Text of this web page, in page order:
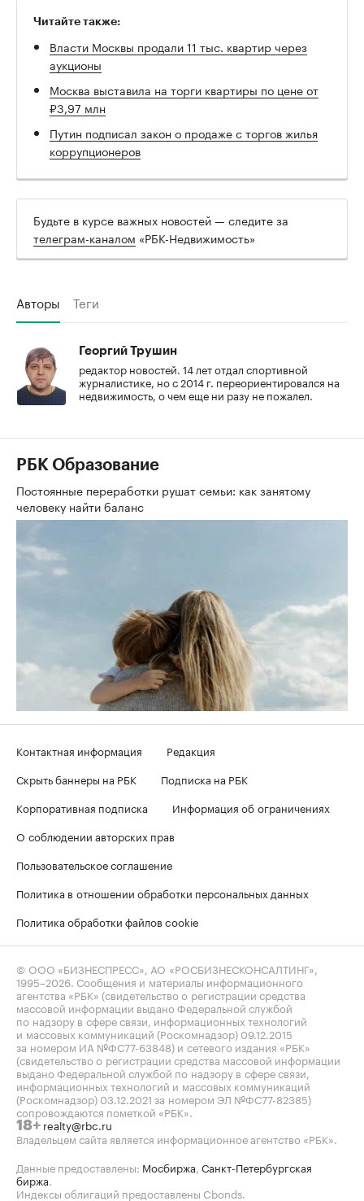
Читайте также:
Власти Москвы продали 11 тыс. квартир через
аукционы
Москва выставила на торги квартиры по цене от
₽3,97 млн
Путин подписал закон о продаже с торгов жилья
коррупционеров
Будьте в курсе важных новостей — следите за
телеграм-каналом «РБК-Недвижимость»
Авторы Теги
Георгий Трушин
редактор новостей. 14 лет отдал спортивной
журналистике, но с 2014 г. переориентировался на
недвижимость, о чем еще ни разу не пожалел.
РБК Образование
Постоянные переработки рушат семьи: как занятому
человеку найти баланс
Контактная информация
Редакция
Скрыть баннеры на РБК
Подписка на РБК
Корпоративная подписка
Информация об ограничениях
О соблюдении авторских прав
Пользовательское соглашение
Политика в отношении обработки персональных данных
Политика обработки файлов cookie
© ООО «БИЗНЕСПРЕСС», АО «РОСБИЗНЕСКОНСАЛТИНГ»,
1995–2026 . Сообщения и материалы информационного
агентства «РБК» (свидетельство о регистрации средства
массовой информации выдано Федеральной службой
по надзору в сфере связи, информационных технологий
и массовых коммуникаций (Роскомнадзор) 09.12.2015
за номером ИА №ФС77-63848) и сетевого издания «РБК»
(свидетельство о регистрации средства массовой информации
выдано Федеральной службой по надзору в сфере связи,
информационных технологий и массовых коммуникаций
(Роскомнадзор) 03.12.2021 за номером ЭЛ №ФС77-82385)
сопровождаются пометкой «РБК».
18+ realty@rbc.ru
Владельцем сайта является информационное агентство «РБК».
Данные предоставлены: Мосбиржа Санкт-Петербургская
биржа
Индексы облигаций предоставлены Cbonds.